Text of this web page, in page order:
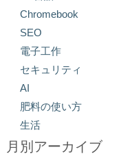
Chromebook
SEO
電子工作
セキュリティ
AI
肥料の使い方
生活
月別アーカイブ